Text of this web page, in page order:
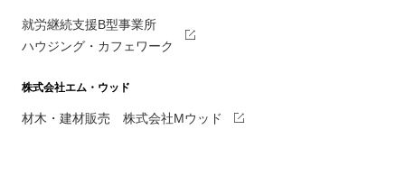
就労継続支援B型事業所
ハウジング・カフェワーク
株式会社エム・ウッド
材木・建材販売 株式会社Mウッド